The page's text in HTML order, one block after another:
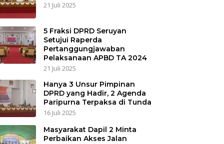
21 Juli 2025
5 Fraksi DPRD Seruyan
Setujui Raperda
Pertanggungjawaban
Pelaksanaan APBD TA 2024
21 Juli 2025
Hanya 3 Unsur Pimpinan
DPRD yang Hadir, 2 Agenda
Paripurna Terpaksa di Tunda
16 Juli 2025
Masyarakat Dapil 2 Minta
Perbaikan Akses Jalan